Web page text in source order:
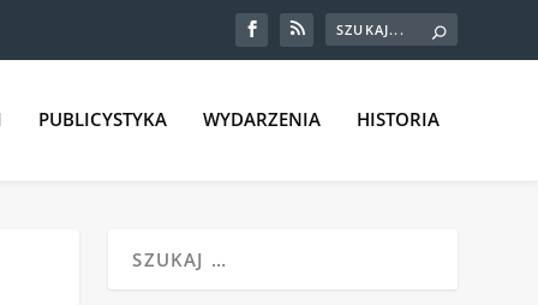
PUBLICYSTYKA WYDARZENIA HISTORIA